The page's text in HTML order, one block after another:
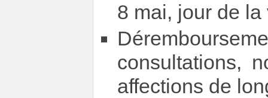
8 mai, jour de
consultations,
affections de